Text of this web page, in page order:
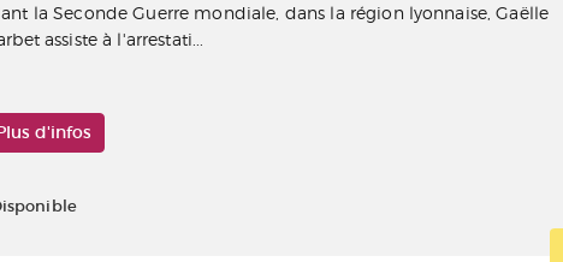
la Seconde Guerre mondiale, dans la région lyonnaise, Gaëlle
assiste à l'arrestati...
d'infos